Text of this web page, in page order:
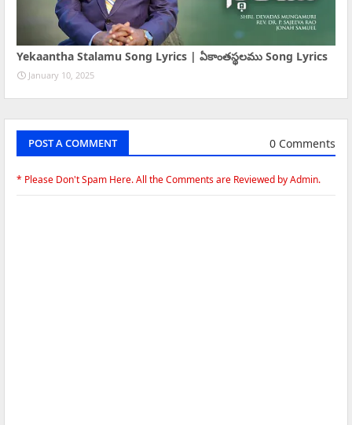
Yekaantha Stalamu Song Lyrics | ఏకాంతస్థలము Song Lyrics
January 10, 2025
POST A COMMENT 0 Comments
* Please Don't Spam Here. All the Comments are Reviewed by Admin.